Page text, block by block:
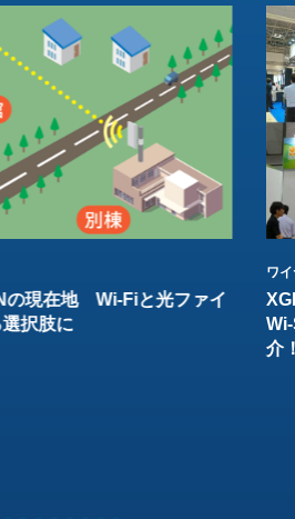
の現在地 Wi-Fiと光ファイ
択肢に
ワ
介